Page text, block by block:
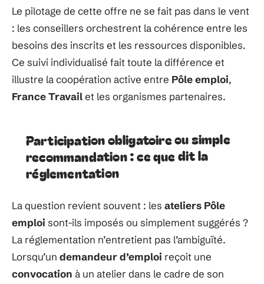
Le pilotage de cette offre ne se fait pas dans le vent
: les conseillers orchestrent la cohérence entre les
besoins des inscrits et les ressources disponibles.
Ce suivi individualisé fait toute la différence et
illustre la coopération active entre Pôle emploi,
France Travailet les organismes partenaires.
Participation obligatoire ou simple
recommandation : ce que dit la
réglementation
La question revient souvent : les ateliers Pôle
emploi sont-ils imposés ou simplement suggérés ?
La réglementation n’entretient pas l’ambiguïté.
Lorsqu’un demandeur d’emploi reçoit une
convocation à un atelier dans le cadre de son